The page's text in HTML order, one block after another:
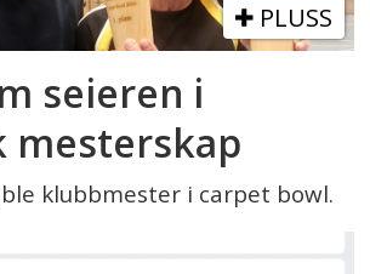
PLUSS
seieren i
mesterskap
klubbmester i carpet bowl.